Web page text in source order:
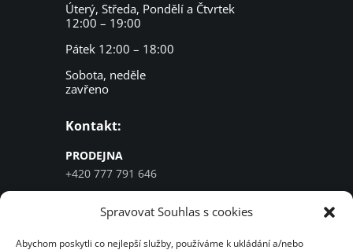
Spravovat Souhlas s cookies
Abychom poskytli co nejlepší služby, používáme k ukládání a/nebo
Úterý, Středa, Pondělí a Čtvrtek
12:00 – 19:00
Pátek 12:00 – 18:00
Sobota, neděle
zavřeno
Kontakt:
PRODEJNA
+420 777 791 646
+420 777 964 580
info@cykloelbi.cz